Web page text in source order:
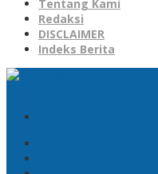
Tentang Kami
Redaksi
DISCLAIMER
Indeks Berita